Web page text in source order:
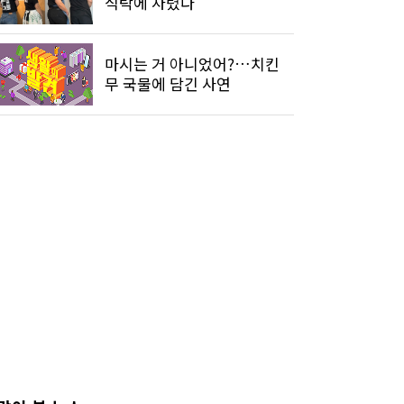
마시는 거 아니었어?…치킨
무 국물에 담긴 사연